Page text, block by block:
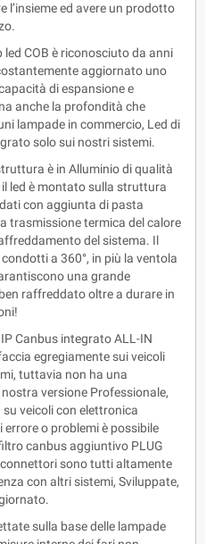
l’insieme ed avere un prodotto
led COB è riconosciuto da anni
aggiornato uno
di espansione e
anche la profondità che
lampade in commercio, Led di
solo sui nostri sistemi.
è in Alluminio di qualità
led è montato sulla struttura
con aggiunta di pasta
trasmissione termica del calore
del sistema. Il
a 360°, in più la ventola
una grande
raffreddato oltre a durare in
Canbus integrato ALL-IN
egregiamente sui veicoli
tuttavia non ha una
versione Professionale,
veicoli con elettronica
errore o problemi è possibile
canbus aggiuntivo PLUG
connettori sono tutti altamente
con altri sistemi, Sviluppate,
sulla base delle lampade